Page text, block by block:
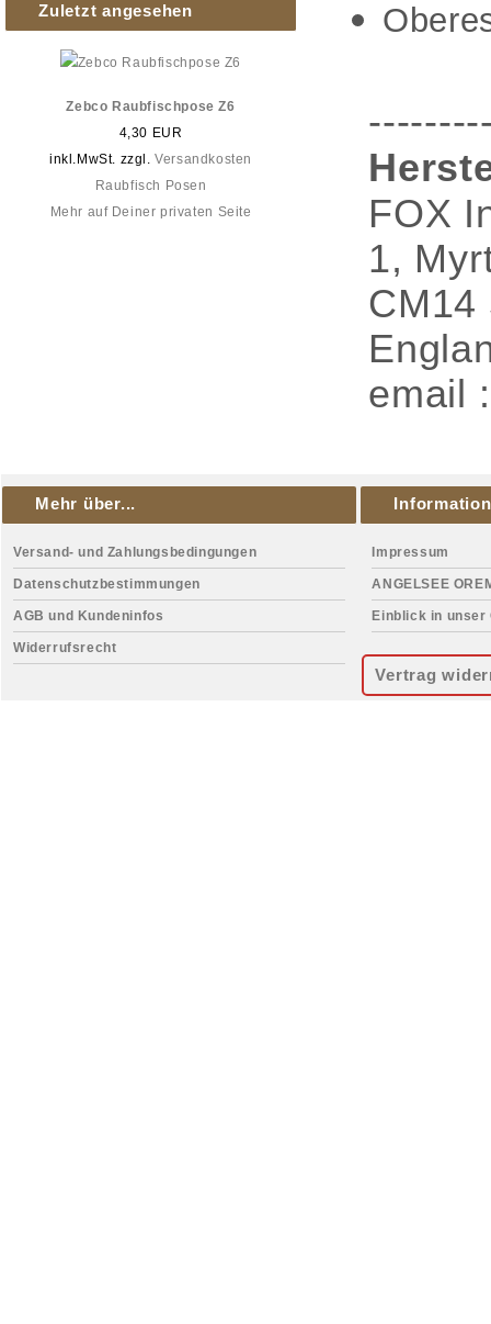
Zuletzt angesehen
Zebco Raubfischpose Z6
4,30 EUR
inkl.MwSt. zzgl.Versandkosten
Raubfisch Posen
Mehr auf Deiner privaten Seite
FOX
1,
CM14
email
Mehr über...
Versand- und Zahlungsbedingungen
Datenschutzbestimmungen
AGB und Kundeninfos
Widerrufsrecht
Impressum
ANGELSEE
Einblick in unser
Vertrag